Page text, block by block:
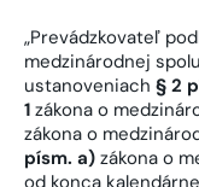
„Prevádzkovateľ
medzinárodnej
ustanoveniach § 2
1 zákona o
zákona o
písm. a) zákona o
od konca